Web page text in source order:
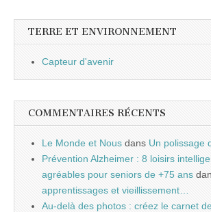
TERRE ET ENVIRONNEMENT
Capteur d'avenir
COMMENTAIRES RÉCENTS
Le Monde et Nous dans Un polissage
Prévention Alzheimer : 8 loisirs
agréables pour seniors de +75 ans
apprentissages et vieillissement…
Au-delà des photos : créez le carnet